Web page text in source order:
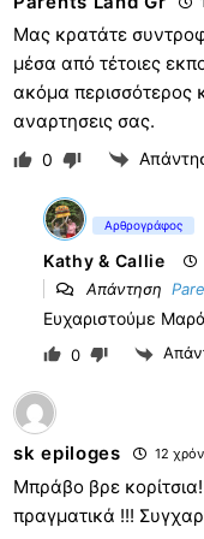
Μας κρατάτε
μέσα από τέτοιες
ακόμα περισσότερος
αναρτησεις σας.
0
Αρθρογράφος
Kathy & Callie
Απάντηση
Ευχαριστούμε
0
sk epiloges 12
Μπράβο βρε
πραγματικά !!!